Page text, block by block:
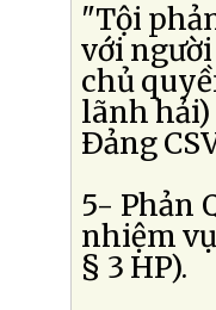
"Tội
với
chủ
lãnh hải)
Ðảng
5- Phản
nhiệm
§ 3 HP).